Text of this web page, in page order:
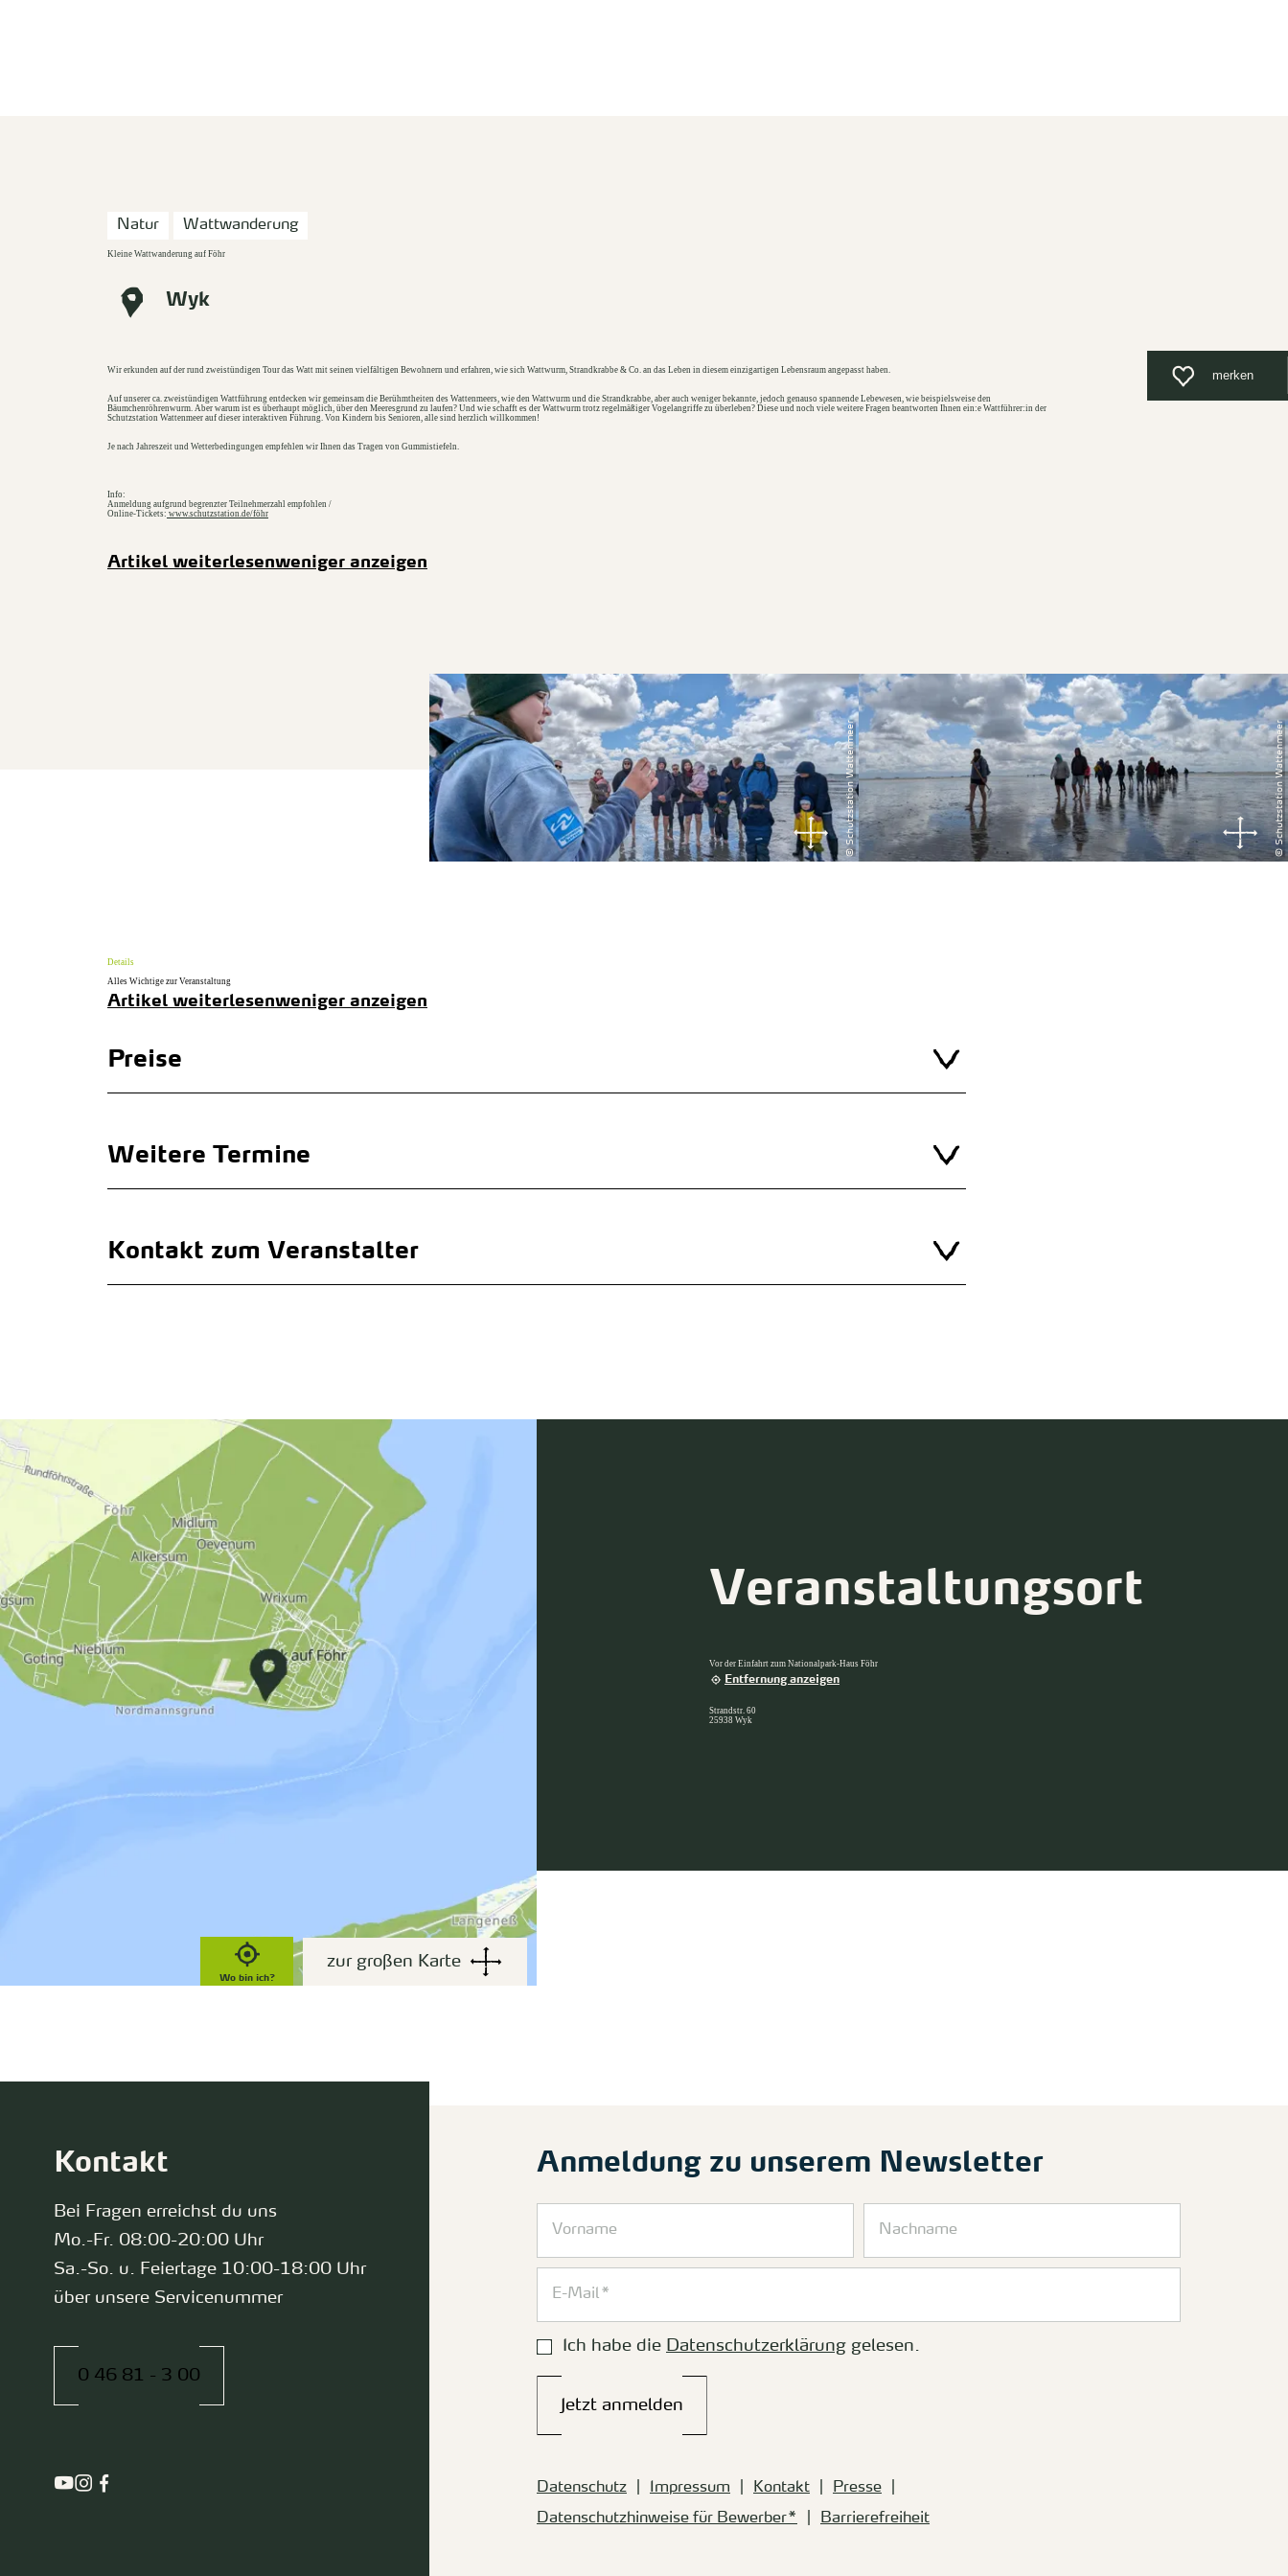
Natur Wattwanderung
Kleine Wattwanderung auf Föhr
Wyk
Wir erkunden auf der rund zweistündigen Tour das Watt mit seinen vielfältigen Bewohnern und erfahren, wie sich Wattwurm, Strandkrabbe & Co. an das Leben in diesem einzigartigen Lebensraum angepasst haben.
Auf unserer ca. zweistündigen Wattführung entdecken wir gemeinsam die Berühmtheiten des Wattenmeers, wie den Wattwurm und die Strandkrabbe, aber auch weniger bekannte, jedoch genauso spannende Lebewesen, wie beispielsweise den
Bäumchenröhrenwurm. Aber warum ist es überhaupt möglich, über den Meeresgrund zu laufen? Und wie schafft es der Wattwurm trotz regelmäßiger Vogelangriffe zu überleben? Diese und noch viele weitere Fragen beantworten Ihnen ein:e Wattführer:in der
Schutzstation Wattenmeer auf dieser interaktiven Führung. Von Kindern bis Senioren, alle sind herzlich willkommen!
Je nach Jahreszeit und Wetterbedingungen empfehlen wir Ihnen das Tragen von Gummistiefeln.
Info:
Anmeldung aufgrund begrenzter Teilnehmerzahl empfohlen /
Online-Tickets: www.schutzstation.de/föhr
Artikel weiterlesenweniger anzeigen
© Schutzstation Wattenmeer © Schutzstation Wattenmeer
Details
Alles Wichtige zur Veranstaltung
Artikel weiterlesenweniger anzeigen
Preise
Weitere Termine
Kontakt zum Veranstalter
Veranstaltungsort
Wo bin ich?
zur großen Karte
Vor der Einfahrt zum Nationalpark-Haus Föhr
Entfernung anzeigen
Strandstr. 60
25938 Wyk
merken
Anmeldung zu unserem Newsletter
Ich habe die Datenschutzerklärung gelesen.
Jetzt anmelden
Datenschutz Impressum Kontakt
Presse
Datenschutzhinweise für Bewerber*
Barrierefreiheit
Kontakt
Bei Fragen erreichst du uns
Mo.-Fr. 08:00-20:00 Uhr
Sa.-So. u. Feiertage 10:00-18:00 Uhr
über unsere Servicenummer
0 46 81 - 3 00